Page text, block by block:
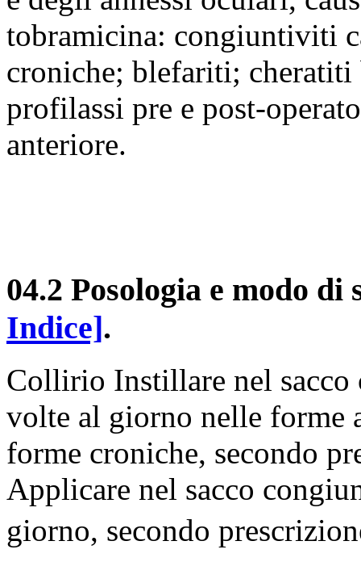
tobramicina: congiuntiviti
croniche; blefariti;
profilassi pre e post-
anteriore.
04.2 Posologia e modo
Indice].
Collirio Instillare nel sacco
volte al giorno nelle forme
forme croniche, secondo
Applicare nel sacco
giorno, secondo